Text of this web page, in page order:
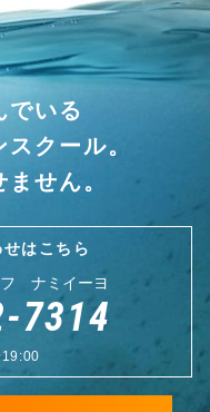
でいる
クール。
せん。
はこちら
ナミイーヨ
7314